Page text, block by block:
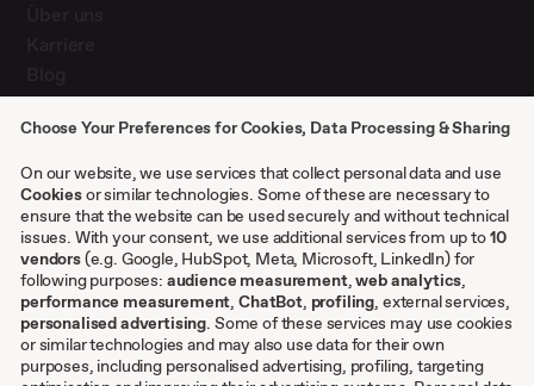
Presse
Kontakt
Case Studies
Sonstiges
AGB
Impressum
Datenschutzeinstellungen
Choose Your Preferences for Cookies, Data Processing & Sharing
On our website, we use services that collect personal data and use
Cookiesor similar technologies. Some of these are necessary to
ensure that the website can be used securely and without technical
issues. With your consent, we use additional services from up to10
vendors(e.g. Google, HubSpot, Meta, Microsoft, LinkedIn) for
following purposes: audience measurement,web analytics,
performance measurement,ChatBot, profiling, external services,
personalised advertising. Some of these services may use cookies
or similar technologies and may also use data for their own
purposes, including personalised advertising, profiling, targeting